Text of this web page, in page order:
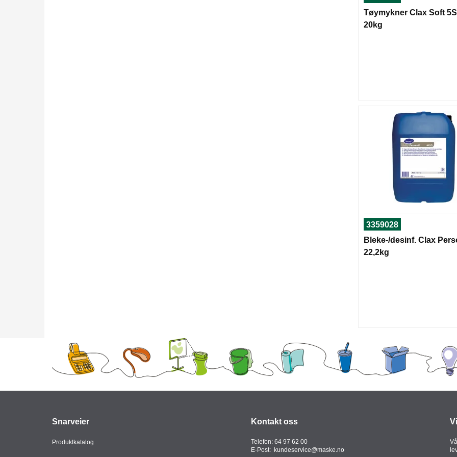
Tøymykner Clax Soft 5S
20kg
3359028
Bleke-/desinf. Clax
22,2kg
Snarveier
Produktkatalog
Kontakt oss
Telefon: 64 97 62 00
E-Post: kundeservice@maske.no